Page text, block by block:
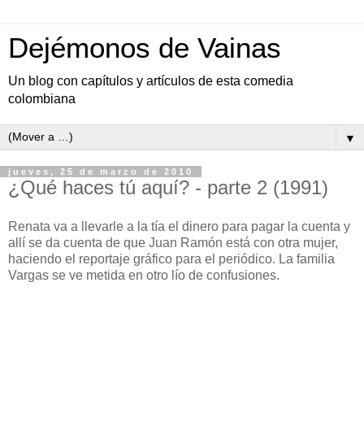
Dejémonos de Vainas
Un blog con capítulos y artículos de esta comedia
colombiana
▼
jueves, 25 de marzo de 2010
¿Qué haces tú aquí? - parte 2 (1991)
Renata va a llevarle a la tía el dinero para pagar la cuenta y
allí se da cuenta de que Juan Ramón está con otra mujer,
haciendo el reportaje gráfico para el periódico. La familia
Vargas se ve metida en otro lío de confusiones.